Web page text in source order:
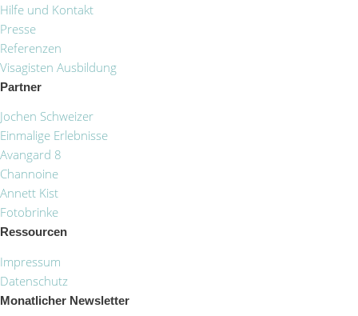
Hilfe und Kontakt
Presse
Referenzen
Visagisten Ausbildung
Partner
Jochen Schweizer
Einmalige Erlebnisse
Avangard 8
Channoine
Annett Kist
Fotobrinke
Ressourcen
Impressum
Datenschutz
Monatlicher Newsletter